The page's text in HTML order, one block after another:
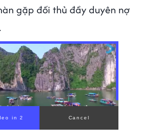
gặp đối thủ đầy duyên nợ